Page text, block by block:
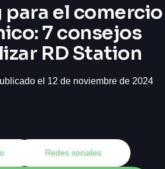
el comercio
7 consejos
RD Station
el 12 de noviembre de 2024
Redes sociales